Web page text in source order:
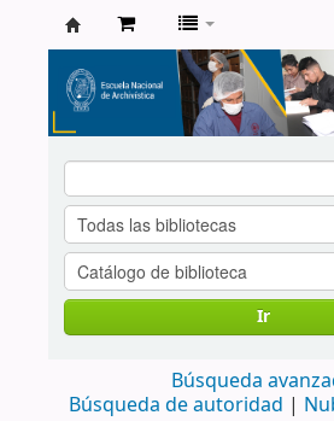
Catálogo
de
Biblioteca
ENA
Ir
Búsqueda
Búsqueda de autoridad